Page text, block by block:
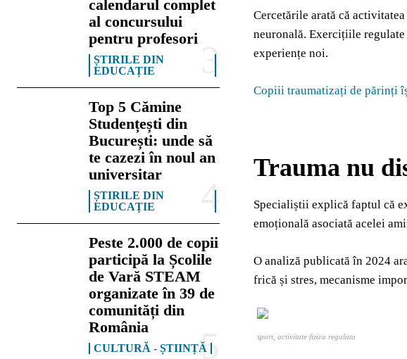
calendarul complet
al concursului
pentru profesori
ȘTIRILE DIN
EDUCAȚIE
Top 5 Cămine
Studențești din
București: unde să
te cazezi în noul an
universitar
ȘTIRILE DIN
EDUCAȚIE
Peste 2.000 de copii
participă la Școlile
de Vară STEAM
organizate în 39 de
comunități din
România
CULTURĂ - ȘTIINȚĂ
Cercetările arată că
neuronală. Exercițiile
experiențe noi.
Copiii traumatizați de părinți
Trauma nu
Specialiștii explică faptul că
emoțională asociată acelei
O analiză publicată în 2024
frică și stres, mecanisme
sport, activitate fizica regulata